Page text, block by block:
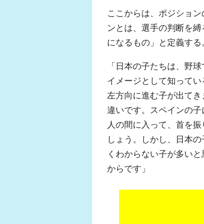
ここからは、ポジショ
ンとは、選手の判断を
になるもの」と定義する
「日本の子たちは、野
イメージとして知って
左方向に進む子が出て
違いです。スペインの
人の間に入って、首を
しょう。しかし、日本
くわからない子が多い
からです」